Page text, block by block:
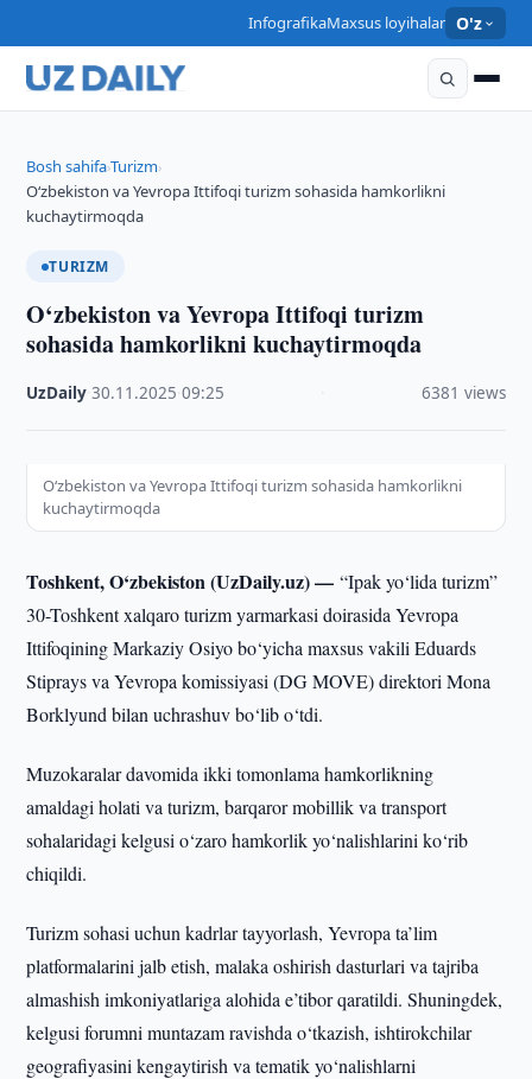
InfografikaMaxsus loyihalar O'z
Bosh sahifa›Turizm›
O‘zbekiston va Yevropa Ittifoqi turizm sohasida hamkorlikni
kuchaytirmoqda
TURIZM
O‘zbekiston va Yevropa Ittifoqi turizm
sohasida hamkorlikni kuchaytirmoqda
UzDaily ·30.11.2025 ·09:25 6381 views
O‘zbekiston va Yevropa Ittifoqi turizm sohasida hamkorlikni
kuchaytirmoqda
Toshkent, O‘zbekiston (UzDaily.uz) —“Ipak yo‘lida turizm”
30-Toshkent xalqaro turizm yarmarkasi doirasida Yevropa
Ittifoqining Markaziy Osiyo bo‘yicha maxsus vakili Eduards
Stiprays va Yevropa komissiyasi (DG MOVE) direktori Mona
Borklyund bilan uchrashuv bo‘lib o‘tdi.
Muzokaralar davomida ikki tomonlama hamkorlikning
amaldagi holati va turizm, barqaror mobillik va transport
sohalaridagi kelgusi o‘zaro hamkorlik yo‘nalishlarini ko‘rib
chiqildi.
Turizm sohasi uchun kadrlar tayyorlash, Yevropa ta’lim
platformalarini jalb etish, malaka oshirish dasturlari va tajriba
almashish imkoniyatlariga alohida e’tibor qaratildi. Shuningdek,
kelgusi forumni muntazam ravishda o‘tkazish, ishtirokchilar
geografiyasini kengaytirish va tematik yo‘nalishlarni